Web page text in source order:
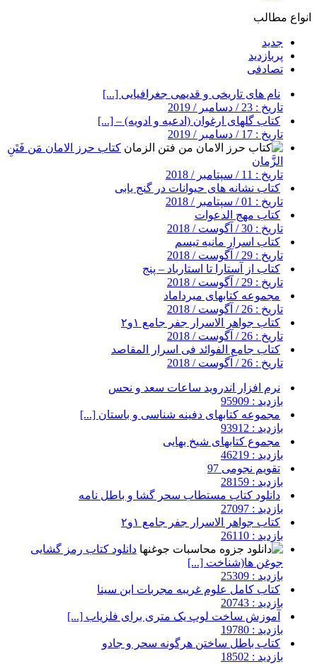
انواع مطالب
جدید
پربازدید
تصادفی
نام های تاریخی و قدیمی جغرافیایی [...]
تاریخ : 23 / دسامبر / 2019
کتاب گلهای ارغوان (ادعیه و ادویه) – [...]
تاریخ : 17 / دسامبر / 2019
کتاب حرز الامان مَن فَتَنِ
الزَّمان
تاریخ : 11 / سپتامبر / 2018
کتاب نشانه های حیوانات در گنج یابی
تاریخ : 01 / سپتامبر / 2018
کتاب مهج الدعوات
تاریخ : 30 / آگوست / 2018
کتاب اسرار مانیه تیسم
تاریخ : 29 / آگوست / 2018
کتاب از آستارا تا استارباد – پنج
تاریخ : 29 / آگوست / 2018
مجموعه کتابهای میرداماد
تاریخ : 26 / آگوست / 2018
کتاب جواهر الاسرار جفر جامع ۱و۲
تاریخ : 26 / آگوست / 2018
کتاب جامع الفوائد فی اسرار المقاصد
تاریخ : 26 / آگوست / 2018
نرم افزار اندروید ساعات سعد و نحس
بازدید : 95909
مجموعه کتابهای دفینه شناسی و باستان [...]
بازدید : 93912
مجموع کتابهای شیخ بهایی
بازدید : 46219
تقویم نجومی 97
بازدید : 28159
دانلود کتاب مستطاب سحر گشا و باطل نامه
بازدید : 27097
کتاب جواهر الاسرار جفر جامع ۱و۲
بازدید : 26110
دانلود کتاب رمز گشایی
جوغن ها(شناخت [...]
بازدید : 25309
کتاب کامل علوم غریبه مجربات ابن سینا
بازدید : 20743
آموزش ساخت لوپ یک متری برای فلزیاب [...]
بازدید : 19780
کتاب باطل ساختن هرگونه سحر و جادو
بازدید : 18502